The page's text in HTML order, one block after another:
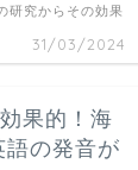
31/03/2024
研究からその効果
果的！海
の発音が